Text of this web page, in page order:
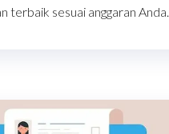
terbaik sesuai anggaran Anda.